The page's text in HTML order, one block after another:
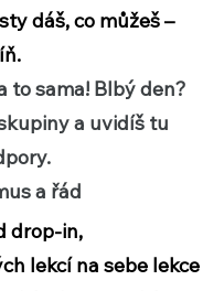
dáš, co můžeš –
to sama! Blbý den?
a uvidíš tu
a řád
drop-in,
lekcí na sebe lekce